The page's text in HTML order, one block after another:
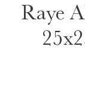
Raye